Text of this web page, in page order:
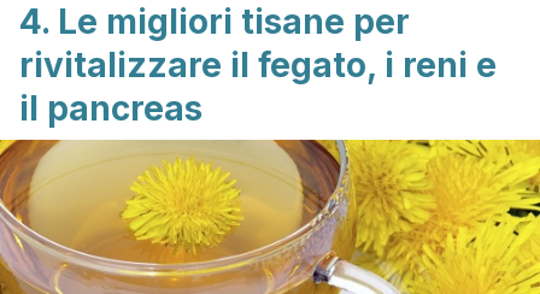
4. Le migliori tisane per
rivitalizzare il fegato, i reni e
il pancreas